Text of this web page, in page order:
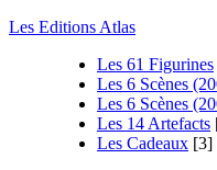
Les Editions Atlas
Les 61 Figurines
Les 6 Scènes
Les 6 Scènes
Les 14 Artefacts
Les Cadeaux [3]